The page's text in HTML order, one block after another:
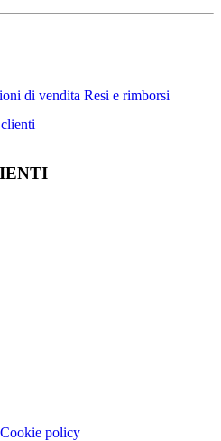
di vendita Resi e rimborsi
Cookie policy